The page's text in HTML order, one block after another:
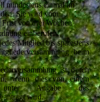
mindestens einmal im
Sie wird vom
von drei Wochen
einberufen.
Mitglied bis spätestens
beim
ist durch
wenn dies von einem
Angabe des
wird.